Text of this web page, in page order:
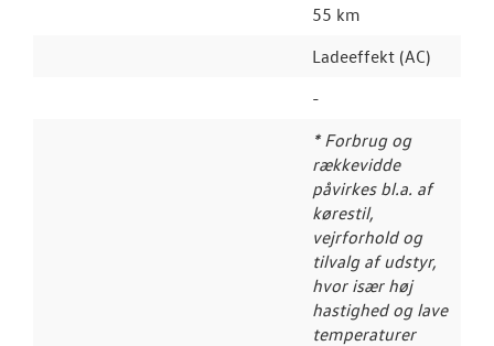
55 km
Ladeeffekt (AC)
-
* Forbrug og
rækkevidde
påvirkes bl.a. af
kørestil,
vejrforhold og
tilvalg af udstyr,
hvor især høj
hastighed og lave
temperaturer